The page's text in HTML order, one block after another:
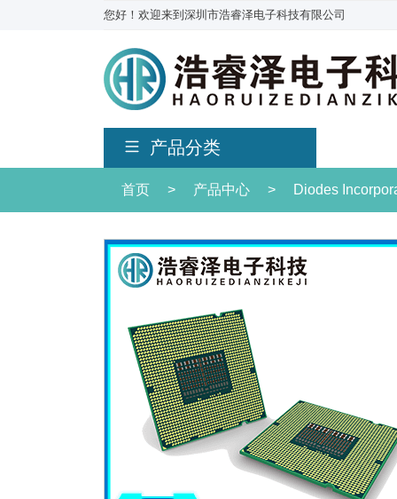
您好！欢迎来到深圳市浩睿泽电子科技有限公司
产品分类
首页 > 产品中心 > Diodes